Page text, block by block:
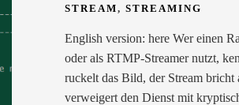
STREAM, STREAMING
English version: here Wer einen
oder als RTMP-Streamer nutzt,
ruckelt das Bild, der Stream
verweigert den Dienst mit